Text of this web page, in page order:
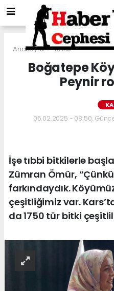
Anasayfa KARS
Boğatepe
Peynir
05.02.2025 - 08:50,
İşe tıbbi bitkilerle
Zümran Ömür,
farkındaydık.
çeşitliğimiz var.
da 1750 tür bitki